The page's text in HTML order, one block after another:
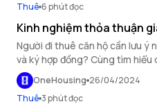
Thuê 6 phút đọc
Kinh nghiệm thỏa thuận
Người đi thuê căn hộ cần lưu ý
và ký hợp đồng? Cùng tìm hiểu
OneHousing 26/04/2024
Thuê 3 phút đọc